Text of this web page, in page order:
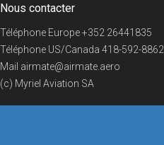
Nous contacter
Téléphone Europe+352 26441835
Téléphone US/Canada 418-592-8862
Mail airmate@airmate.aero
(c) Myriel Aviation SA